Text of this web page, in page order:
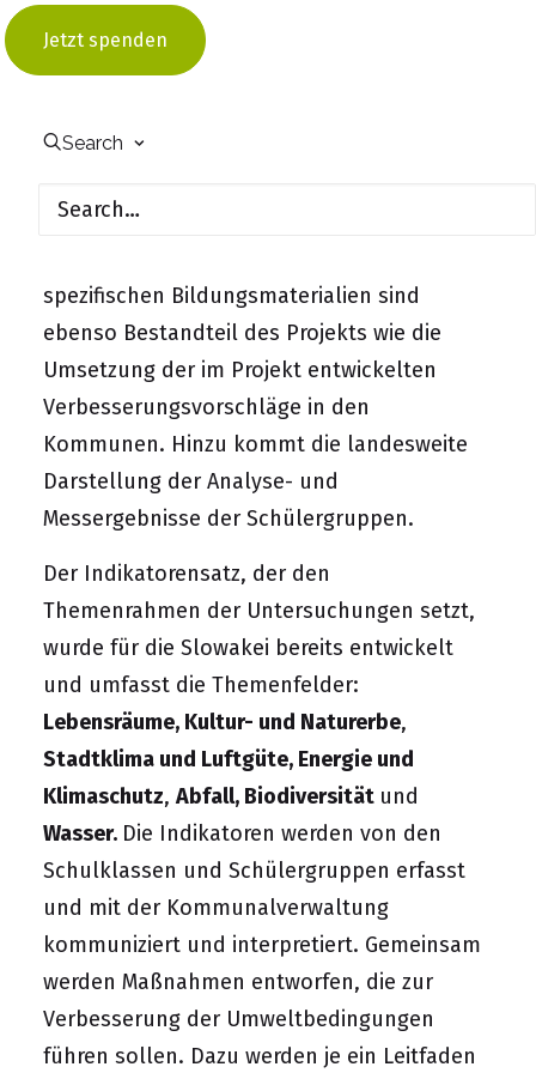
Jetzt spenden
Search
werden zur Verbesserung von
Umweltbedingungen und – entsprechend
Entwicklung (BNE) – auch darüber hinaus
Verbesserungen in der Kommune genutzt.
spezifischen Bildungsmaterialien sind
ebenso Bestandteil des Projekts wie die
Umsetzung der im Projekt entwickelten
Verbesserungsvorschläge in den
Kommunen. Hinzu kommt die landesweite
Darstellung der Analyse- und
Messergebnisse der Schülergruppen.
Der Indikatorensatz, der den
Themenrahmen der Untersuchungen setzt,
wurde für die Slowakei bereits entwickelt
und umfasst die Themenfelder:
Lebensräume, Kultur- und Naturerbe,
Stadtklima und Luftgüte, Energie und
Klimaschutz, Abfall, Biodiversität und
Wasser. Die Indikatoren werden von den
Schulklassen und Schülergruppen erfasst
und mit der Kommunalverwaltung
kommuniziert und interpretiert. Gemeinsam
werden Maßnahmen entworfen, die zur
Verbesserung der Umweltbedingungen
führen sollen. Dazu werden je ein Leitfaden